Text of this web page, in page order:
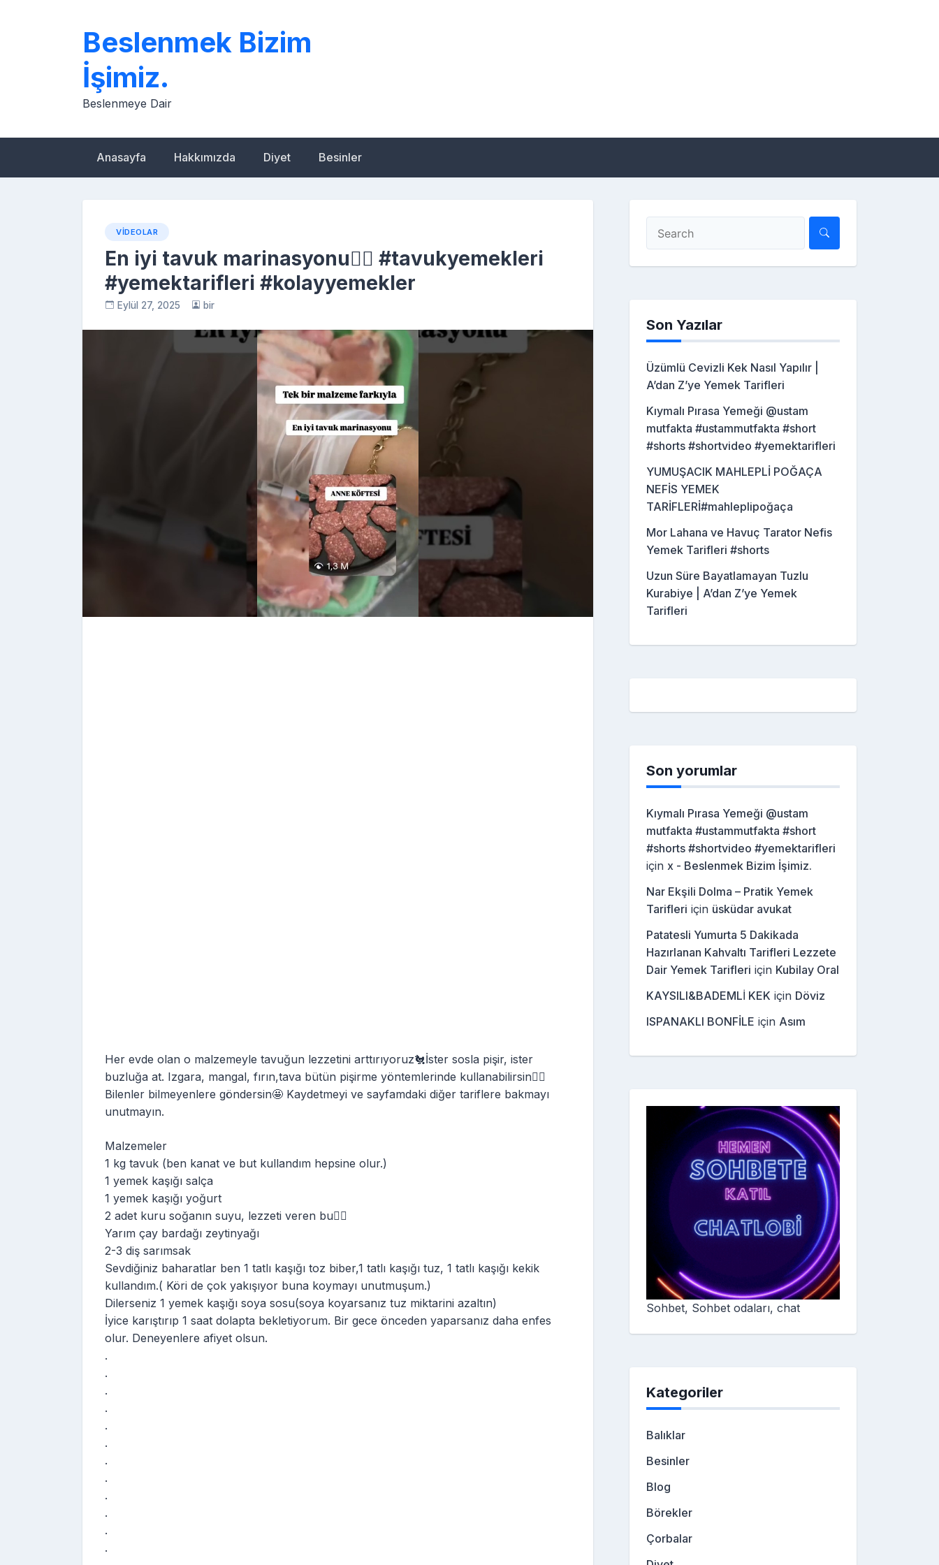
Beslenmek Bizim
İşimiz.
Beslenmeye Dair
Anasayfa Hakkımızda Diyet Besinler
VIDEOLAR
En iyi tavuk marinasyonu❤️‍🔥 #tavukyemekleri
#yemektarifleri #kolayyemekler
Eylül 27, 2025 bir
Her evde olan o malzemeyle tavuğun lezzetini arttırıyoruz🐔İster sosla pişir, ister
buzluğa at. Izgara, mangal, fırın,tava bütün pişirme yöntemlerinde kullanabilirsin👌🏼
Bilenler bilmeyenlere göndersin🤩 Kaydetmeyi ve sayfamdaki diğer tariflere bakmayı
unutmayın.
Malzemeler
1 kg tavuk (ben kanat ve but kullandım hepsine olur.)
1 yemek kaşığı salça
1 yemek kaşığı yoğurt
2 adet kuru soğanın suyu, lezzeti veren bu❤️‍🔥
Yarım çay bardağı zeytinyağı
2-3 diş sarımsak
Sevdiğiniz baharatlar ben 1 tatlı kaşığı toz biber,1 tatlı kaşığı tuz, 1 tatlı kaşığı kekik
kullandım.( Köri de çok yakışıyor buna koymayı unutmuşum.)
Dilerseniz 1 yemek kaşığı soya sosu(soya koyarsanız tuz miktarini azaltın)
İyice karıştırıp 1 saat dolapta bekletiyorum. Bir gece önceden yaparsanız daha enfes
olur. Deneyenlere afiyet olsun.
.
.
.
.
.
.
.
.
.
.
.
.
Son Yazılar
Üzümlü Cevizli Kek Nasıl Yapılır |
A’dan Z’ye Yemek Tarifleri
Kıymalı Pırasa Yemeği @ustam
mutfakta #ustammutfakta #short
#shorts #shortvideo #yemektarifleri
YUMUŞACIK MAHLEPLİ POĞAÇA
NEFİS YEMEK
TARİFLERİ#mahleplipoğaça
Mor Lahana ve Havuç Tarator Nefis
Yemek Tarifleri #shorts
Uzun Süre Bayatlamayan Tuzlu
Kurabiye | A’dan Z’ye Yemek
Tarifleri
Son yorumlar
Kıymalı Pırasa Yemeği @ustam
mutfakta #ustammutfakta #short
#shorts #shortvideo #yemektarifleri
için x - Beslenmek Bizim İşimiz.
Nar Ekşili Dolma – Pratik Yemek
Tarifleri için üsküdar avukat
Patatesli Yumurta 5 Dakikada
Hazırlanan Kahvaltı Tarifleri Lezzete
Dair Yemek Tarifleri için Kubilay Oral
KAYSILI&BADEMLİ KEK için Döviz
ISPANAKLI BONFİLE için Asım
Sohbet, Sohbet odaları, chat
Kategoriler
Balıklar
Besinler
Blog
Börekler
Çorbalar